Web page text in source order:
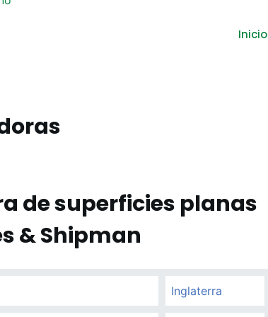
Inicio
de superficies planas
& Shipman
Inglaterra